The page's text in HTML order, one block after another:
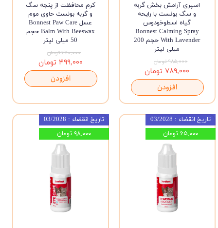
اسپری آرامش بخش گربه
و سگ بونست با رایحه
گیاه اسطوخودوس
Bonnest Calming Spray
With Lavender حجم 200
میلی لیتر
۹۸۵,۰۰۰ تومان
۷۸۹,۰۰۰ تومان
افزودن
کرم محافظت از پنجه سگ
و گربه بونست حاوی موم
عسل Bonnest Paw Care
Balm With Beeswax حجم
50 میلی لیتر
۶۷۰,۰۰۰ تومان
۴۹۹,۰۰۰ تومان
افزودن
تاریخ انقضاء : 03/2028
۶۵,۰۰۰ تومان
تاریخ انقضاء : 03/2028
۹۸,۰۰۰ تومان